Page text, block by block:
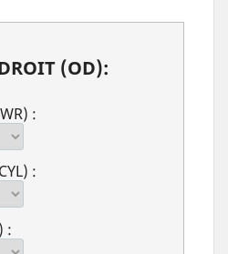
(OD):
:
:
: